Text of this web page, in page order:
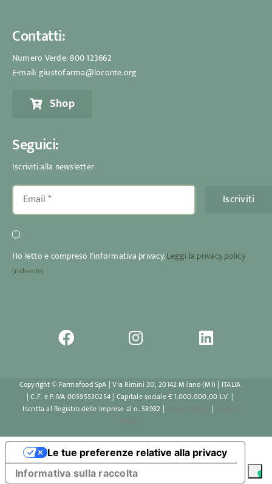
Contatti:
Numero Verde:800 123662
E-mail:giustofarma@loconte.org
Shop
Seguici:
Iscriviti alla newsletter
Iscriviti
Ho letto e compreso l'informativa privacy.Leggi la privacy policy
(richiesto)
Copyright © Farmafood SpA | Via Rimini 30, 20142 Milano (MI) | ITALIA
| C.F. e P.IVA 00595530254 | Capitale sociale € 1.000.000,00 I.V. |
Iscritta al Registro delle Imprese al n. 58982 |
|
Informativa sulla raccolta
Le tue preferenze relative alla privacy